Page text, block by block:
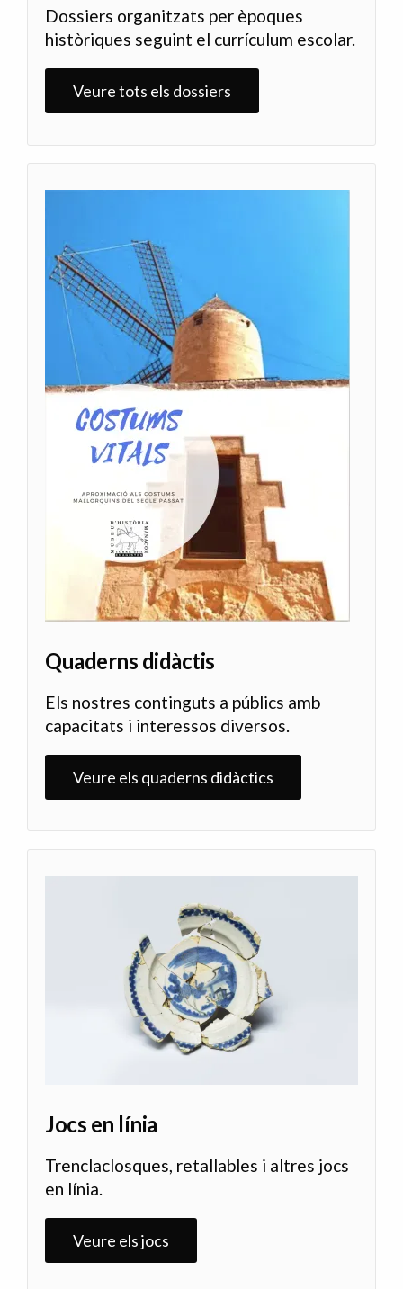
Dossiers organitzats per èpoques
històriques seguint el currículum escolar.
Veure tots els dossiers
Quaderns didàctis
Els nostres continguts a públics amb
capacitats i interessos diversos.
Veure els quaderns didàctics
Jocs en línia
Trenclaclosques, retallables i altres jocs
en línia.
Veure els jocs